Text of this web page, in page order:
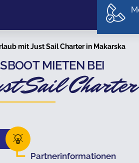
mit Just Sail Charter in Makarska
MIETEN BEI
Sail Charter
Partnerinformationen